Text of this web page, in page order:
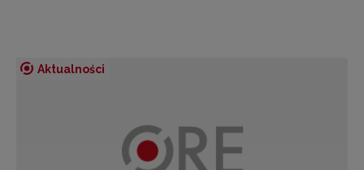
Aktualności